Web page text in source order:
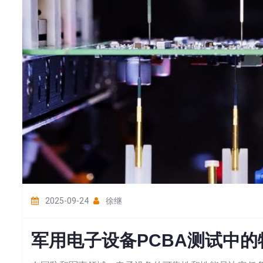
2025-09-24 徐继
军用电子设备PCBA测试中的